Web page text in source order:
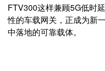
FTV300这样兼顾5G低时
性的车载网关，正成为新
中落地的可靠载体。